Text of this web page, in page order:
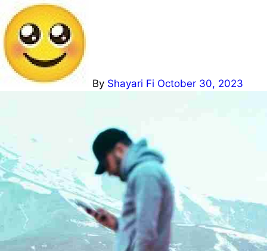
By Shayari Fi October 30, 2023